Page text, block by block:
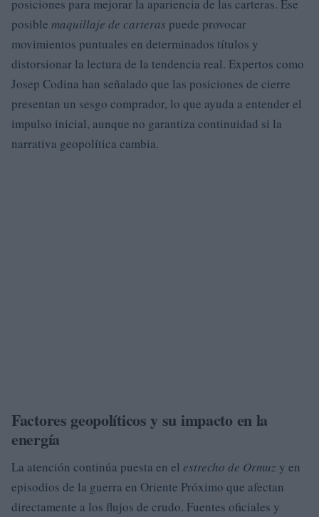
posiciones para mejorar la apariencia de las carteras. Ese
posible maquillaje de carteras puede provocar
movimientos puntuales en determinados títulos y
distorsionar la lectura de la tendencia real. Expertos como
Josep Codina han señalado que las posiciones de cierre
presentan un sesgo comprador, lo que ayuda a entender el
impulso inicial, aunque no garantiza continuidad si la
narrativa geopolítica cambia.
Factores geopolíticos y su impacto en la
energía
La atención continúa puesta en el estrecho de Ormuz y en
episodios de la guerra en Oriente Próximo que afectan
directamente a los flujos de crudo. Fuentes oficiales y